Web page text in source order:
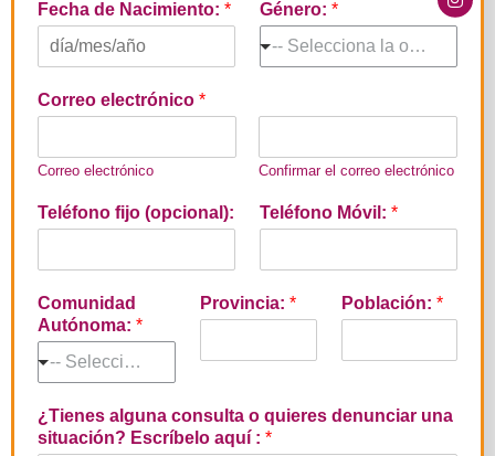
Fecha de Nacimiento: * Género: *
-- Selecciona la opción --
Correo electrónico *
Correo electrónico Confirmar el correo electrónico
Teléfono fijo (opcional):
n
i
(
o
Teléfono Móvil: *
Comunidad
Autónoma: *
-- Selecciona la opción --
Provincia:* Población: *
¿Tienes alguna consulta o quieres denunciar una
situación? Escríbelo aquí : *